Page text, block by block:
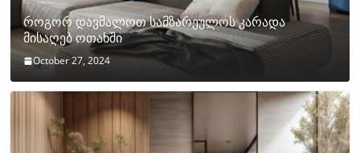
როგორ დავმალოთ სამზარეულოს კარადა
მისაღებ ოთახში
October 27, 2024